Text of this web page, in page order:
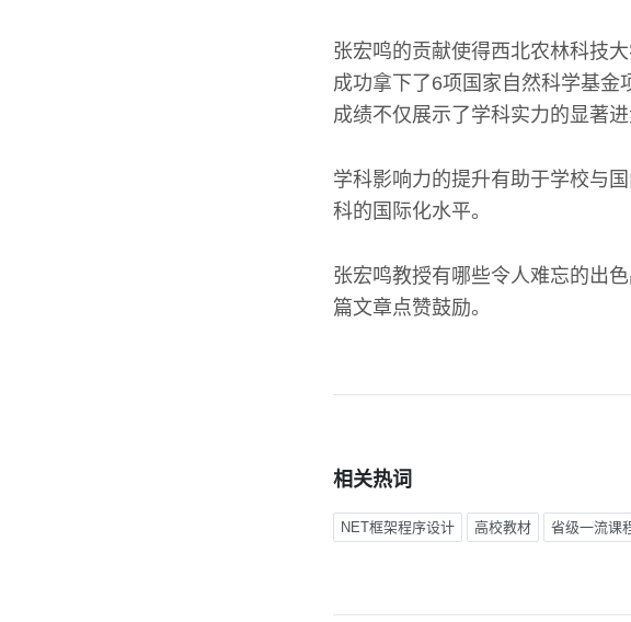
张宏鸣的贡献使得西北农林科技
成功拿下了6项国家自然科学基
成绩不仅展示了学科实力的显著
学科影响力的提升有助于学校与
科的国际化水平。
张宏鸣教授有哪些令人难忘的出
篇文章点赞鼓励。
相关热词
NET框架程序设计 高校教材 省级一流课